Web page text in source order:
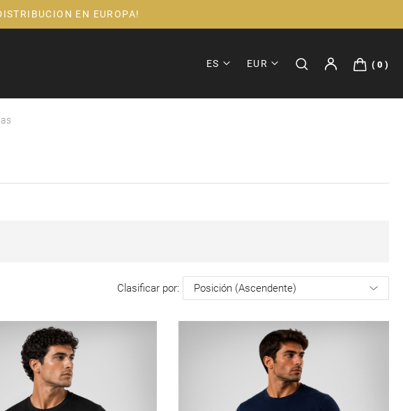
EN EUROPA!
ES EUR 0
Clasificar por